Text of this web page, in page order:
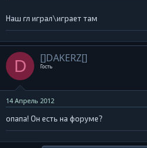
Наш гл играл\играет там
D []DAKERZ[]
Гость
14 Апрель 2012
опапа! Он есть на форуме?